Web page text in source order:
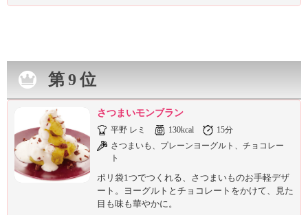
第9位
さつまいモンブラン
平野 レミ 130kcal
15分
さつまいも、プレーンヨーグルト、チョコレー
ト
ポリ袋1つでつくれる、さつまいものお手軽デザ
ート。ヨーグルトとチョコレートをかけて、見た
目も味も華やかに。